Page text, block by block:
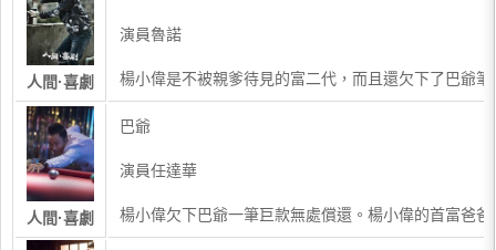
人間·喜劇
演員魯諾
楊小偉是不被親爹待見的富二代，而且還欠下了巴爺
人間·喜劇
巴爺
演員任達華
楊小偉欠下巴爺一筆巨款無處償還。楊小偉的首富爸